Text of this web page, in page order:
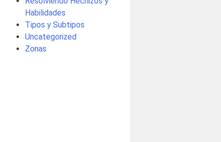
Habilidades
Tipos y Subtipos
Uncategorized
Zonas